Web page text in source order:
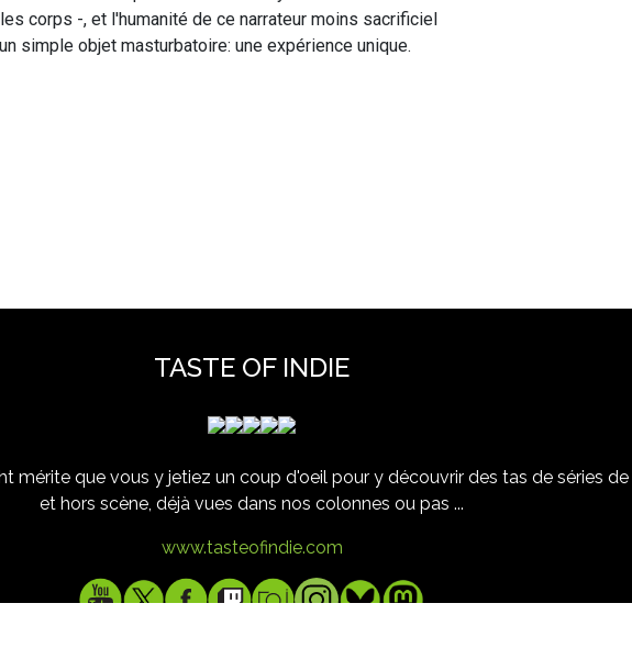
corps -, et l'humanité de ce narrateur moins sacrificiel
simple objet masturbatoire: une expérience unique.
TASTE OF INDIE
mérite que vous y jetiez un coup d'oeil pour y découvrir des tas de séries
et hors scène, déjà vues dans nos colonnes ou pas ...
www.tasteofindie.com